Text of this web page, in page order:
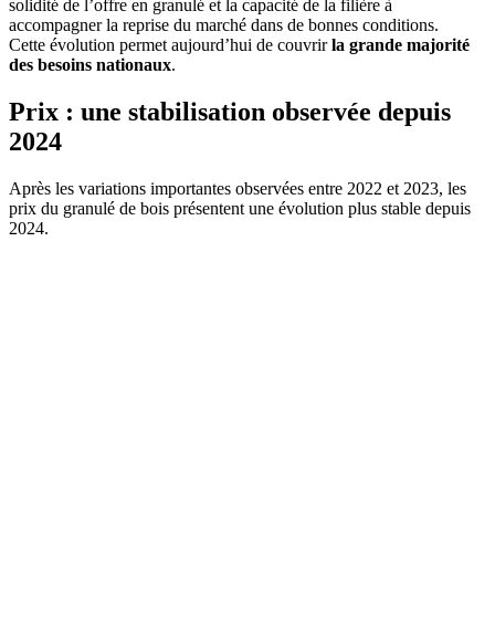
solidité de l’offre en granulé et la capacité de la filière à
accompagner la reprise du marché dans de bonnes conditions.
Cette évolution permet aujourd’hui de couvrirla grande majorité
des besoins nationaux.
Prix : une stabilisation observée depuis
2024
Après les variations importantes observées entre 2022 et 2023, les
prix du granulé de bois présentent une évolution plus stable depuis
2024.